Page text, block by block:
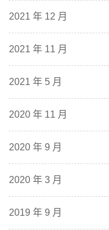
2021 年 12 月
2021 年 11 月
2021 年 5 月
2020 年 11 月
2020 年 9 月
2020 年 3 月
2019 年 9 月